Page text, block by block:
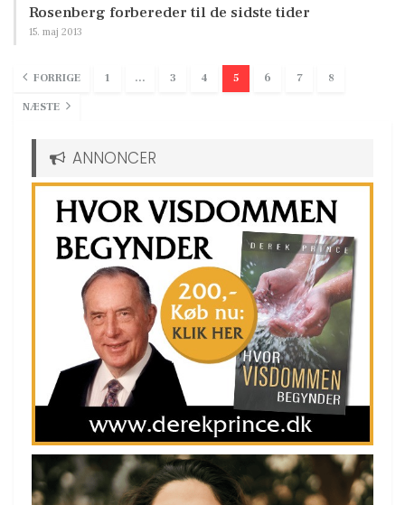
Rosenberg forbereder til de sidste tider
15. maj 2013
FORRIGE 1 … 3 4 5 6 7 8
NÆSTE
ANNONCER